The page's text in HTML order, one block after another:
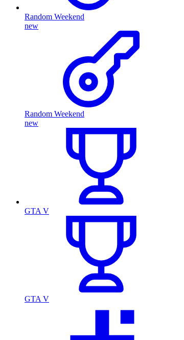
Random Weekend
new
Random Weekend
new
GTA V
GTA V